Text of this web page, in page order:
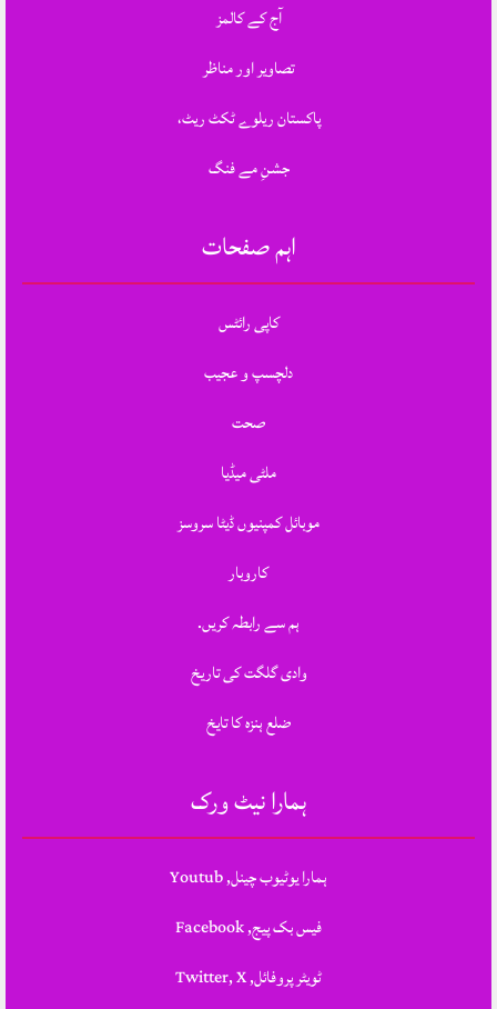
آج کے کالمز
تصاویر اور مناظر
پاکستان ریلوے ٹکٹ ریٹ،
جشنِ مے فنگ
اہم صفحات
کاپی رائٹس
دلچسپ و عجیب
صحت
ملٹی میڈیا
موبائل کمپنیوں ڈیٹا سروسز
کاروبار
ہم سے رابطہ کریں.
وادی گلگت کی تاریخ
ضلع ہنزہ کا تایخ
ہمارا نیٹ ورک
ہمارا یوٹیوب چینل, Youtub
فیس بک پیج, Facebook
ٹویٹر پروفائل, Twitter, X